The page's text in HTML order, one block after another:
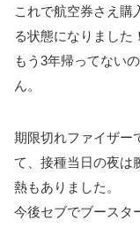
これで航空券さえ購
る状態になりました！
もう3年帰ってない
ん。
期限切れファイザー
て、接種当日の夜は
熱もありました。
今後セブでブースタ